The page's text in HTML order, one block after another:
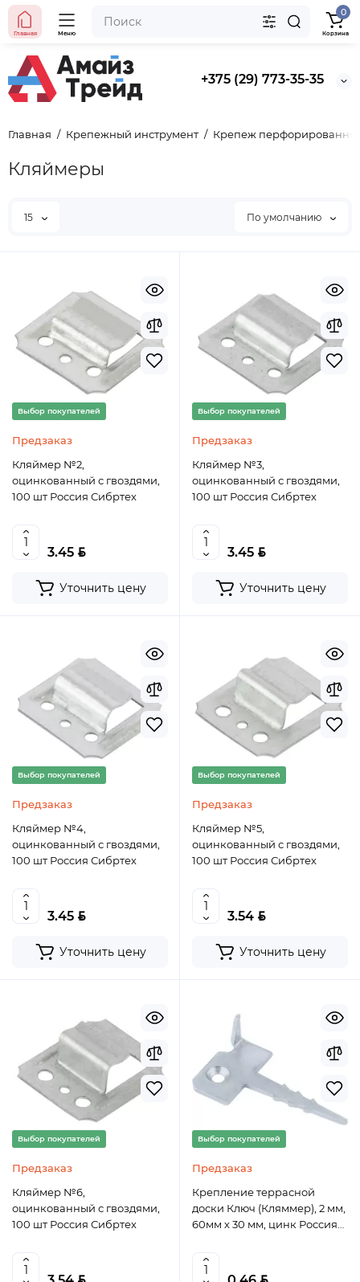
+375 (29) 773-35-35
Главная Меню
0
Корзина
Главная Крепежный инструмент Крепеж
Кляймеры
15 По умолчанию
Выбор покупателей
Предзаказ
Кляймер №2,
оцинкованный с гвоздями,
100 шт Россия Сибртех
3.45 BYN
Уточнить цену
Выбор покупателей
Предзаказ
Кляймер №3,
оцинкованный с гвоздями,
100 шт Россия Сибртех
3.45 BYN
Уточнить цену
Выбор покупателей
Предзаказ
Кляймер №4,
оцинкованный с гвоздями,
100 шт Россия Сибртех
3.45 BYN
Уточнить цену
Выбор покупателей
Предзаказ
Кляймер №5,
оцинкованный с гвоздями,
100 шт Россия Сибртех
3.54 BYN
Уточнить цену
Выбор покупателей
Предзаказ
Кляймер №6,
оцинкованный с гвоздями,
100 шт Россия Сибртех
Выбор покупателей
Предзаказ
Крепление террасной
доски Ключ (Кляммер), 2 мм,
60мм х 30 мм, цинк Россия